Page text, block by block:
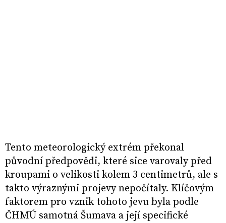
Tento meteorologický extrém překonal
původní předpovědi, které sice varovaly před
kroupami o velikosti kolem 3 centimetrů, ale s
takto výraznými projevy nepočítaly. Klíčovým
faktorem pro vznik tohoto jevu byla podle
ČHMÚ samotná Šumava a její specifické